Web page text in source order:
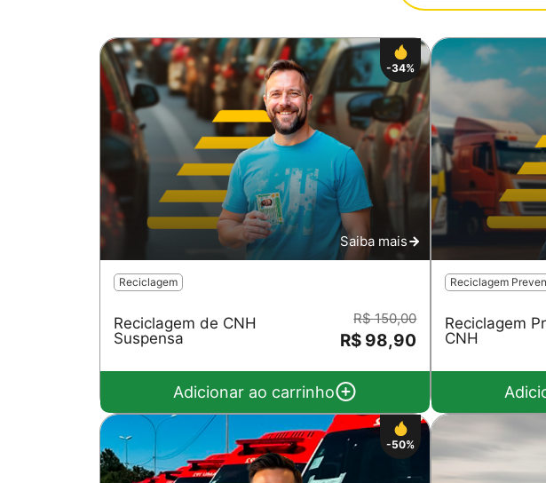
-34%
Saiba mais
Reciclagem
Reciclagem de CNH
Suspensa
R$ 150,00
R$ 98,90
Adicionar ao carrinho
Reciclagem
Reciclagem
CNH
-50%